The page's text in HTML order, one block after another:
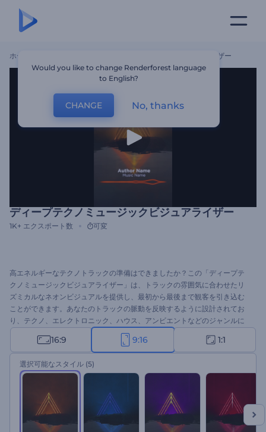
ホーム ディープテクノミュージックビジュアライザー
ディープテクノミュージックビジュアライザー
1K+ エクスポート数 可変
高エネルギーなテクノトラックの準備はできましたか？この「ディープテ
クノミュージックビジュアライザー」は、トラックの雰囲気に合わせたリ
ズミカルなネオンビジュアルを提供し、最初から最後まで観客を引き込む
ことができます。あなたのトラックの脈動を反映するように設計されてお
り、テクノ、エレクトロニック、ハウス、アンビエントなどのジャンルに
最適です。トラックをアップロードし、アーティスト名と曲名を追加する
だけで、数秒でミュージックビデオが完成します。今すぐ試してみてくだ
さい！
16:9 9:16 1:1
選択可能なスタイル (5)
Would you like to change Renderforest language
to English?
CHANGE No, thanks